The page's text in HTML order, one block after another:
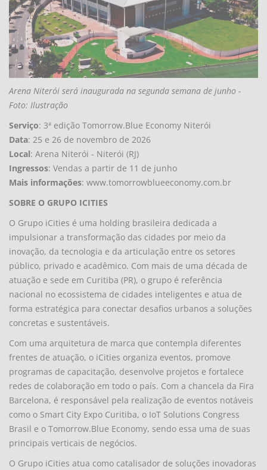
Arena Niterói será inaugurada na segunda semana de junho -
Foto: Ilustração
Serviço: 3ª edição Tomorrow.Blue Economy Niterói
Data: 25 e 26 de novembro de 2026
Local: Arena Niterói - Niterói (RJ)
Ingressos: Vendas a partir de 11 de junho
Mais informações: www.tomorrowblueeconomy.com.br
SOBRE O GRUPO ICITIES
O Grupo iCities é uma holding brasileira dedicada a
impulsionar a transformação das cidades por meio da
inovação, da tecnologia e da articulação entre os setores
público, privado e acadêmico. Com mais de uma década de
atuação e sede em Curitiba (PR), o grupo é referência
nacional no ecossistema de cidades inteligentes e atua de
forma estratégica para conectar desafios urbanos a soluções
concretas e sustentáveis.
Com uma arquitetura de marca que contempla diferentes
frentes de atuação, o iCities organiza eventos, promove
programas de capacitação, desenvolve projetos e fortalece
redes de colaboração em todo o país. Com a chancela da Fira
Barcelona, é responsável pela realização de eventos notáveis
como o Smart City Expo Curitiba, o IoT Solutions Congress
Brasil e o Tomorrow.Blue Economy, sendo essa uma de suas
principais verticais de negócios.
O Grupo iCities atua como catalisador de soluções inovadoras